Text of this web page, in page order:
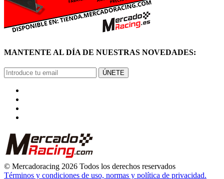
© Mercadoracing 2026 Todos los derechos reservados
Términos y condiciones de uso, normas y política de privacidad.
VOLVER ARRIBA